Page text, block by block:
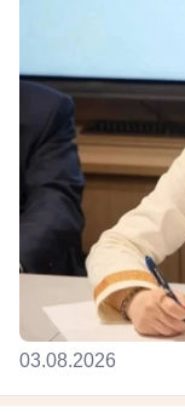
03.08.2026